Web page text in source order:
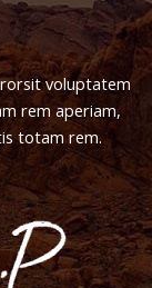
voluptatem
rem aperiam,
totam rem.